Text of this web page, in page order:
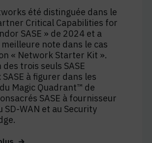
été distinguée dans le
Critical Capabilities for
SASE » de 2024 et a
note dans le cas
« Network Starter Kit ».
trois seuls SASE
à figurer dans les
Magic Quadrant™ de
SASE à fournisseur
SD-WAN et au Security